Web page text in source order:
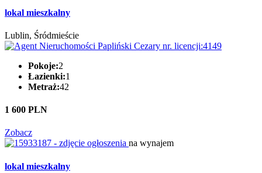
lokal mieszkalny
Lublin, Śródmieście
Pokoje:2
Łazienki:1
Metraż:42
1 600 PLN
Zobacz
na wynajem
lokal mieszkalny